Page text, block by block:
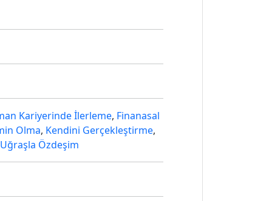
Kariyerinde İlerleme, Finanasal
Olma, Kendini Gerçekleştirme,
Uğraşla Özdeşim